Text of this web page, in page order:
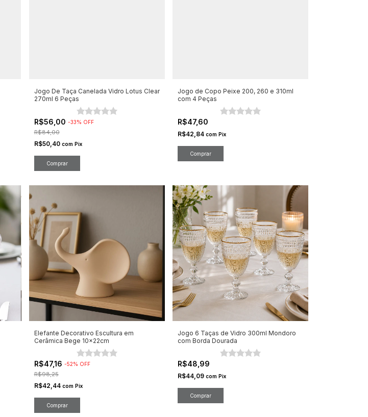
Jogo De Taça Canelada Vidro Lotus Clear
270ml 6 Peças
R$56,00 -33% OFF
R$84,00
R$50,40 com Pix
Jogo de Copo Peixe 200, 260 e 310ml
com 4 Peças
R$47,60
R$42,84 com Pix
Elefante Decorativo Escultura em
Cerâmica Bege 10x22cm
R$47,16 -52% OFF
R$98,25
R$42,44 com Pix
Jogo 6 Taças de Vidro 300ml Mondoro
com Borda Dourada
R$48,99
R$44,09 com Pix